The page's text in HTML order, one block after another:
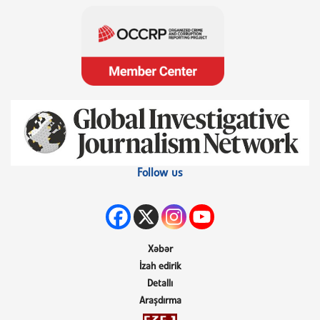
Follow us
Xəbər
İzah edirik
Detallı
Araşdırma